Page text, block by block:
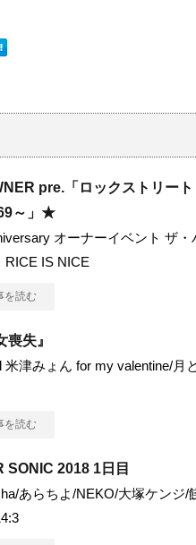
pre.「ロックストリート
～」★
オーナーイベント ザ
RICE IS NICE
を読む
喪失』
米津みょん for my valentine/月
を読む
SONIC 2018 1日目
あらちよ/NEKO/大塚ケンジ/